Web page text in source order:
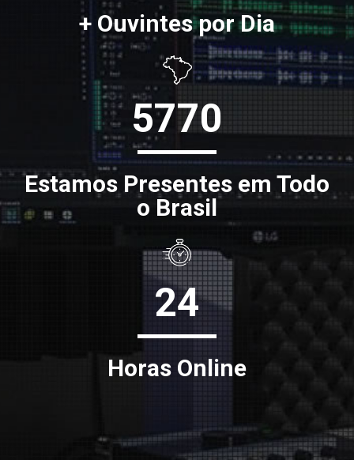
+ Ouvintes por Dia
5770
Estamos Presentes em Todo
o Brasil
24
Horas Online